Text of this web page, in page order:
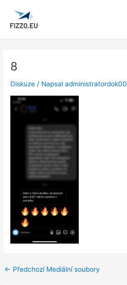
obsah
8
Diskuze / Napsaladministratordok00
navigation
← Předchozí Mediální soubory